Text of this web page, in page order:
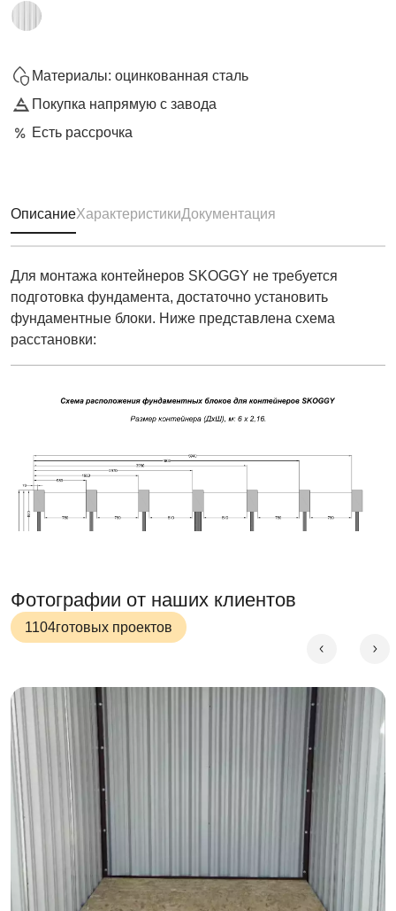
Материалы: оцинкованная сталь
Покупка напрямую с завода
Есть рассрочка
ОписаниеХарактеристикиДокументация
Для монтажа контейнеров SKOGGY не требуется
подготовка фундамента, достаточно установить
фундаментные блоки. Ниже представлена схема
расстановки:
Фотографии от наших клиентов
1104готовых проектов